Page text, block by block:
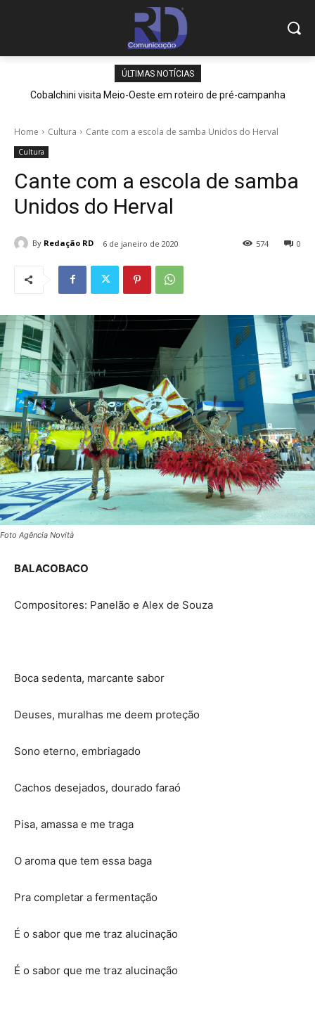
ÚLTIMAS NOTÍCIAS
Cobalchini visita Meio-Oeste em roteiro de pré-campanha
Home Cultura Cante com a escola de samba Unidos do Herval
Cultura
Cante com a escola de samba
Unidos do Herval
By Redação RD 6 de janeiro de 2020 0
574
Foto Agência Novità
BALACOBACO
Compositores: Panelão e Alex de Souza
Boca sedenta, marcante sabor
Deuses, muralhas me deem proteção
Sono eterno, embriagado
Cachos desejados, dourado faraó
Pisa, amassa e me traga
O aroma que tem essa baga
Pra completar a fermentação
É o sabor que me traz alucinação
É o sabor que me traz alucinação